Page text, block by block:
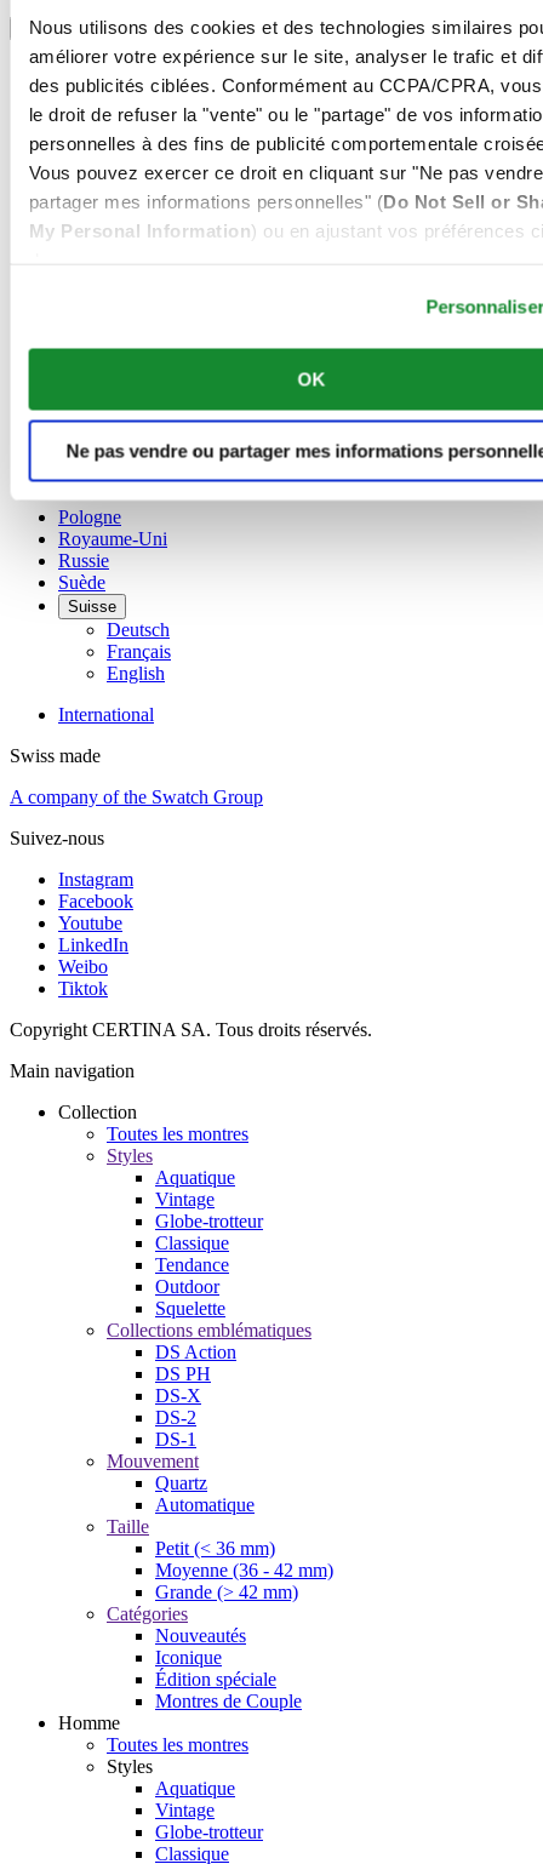
Nous utilisons des cookies et des technologies similaires
améliorer votre expérience sur le site, analyser le trafic et
des publicités ciblées. Conformément au CCPA/CPRA,
le droit de refuser la "vente" ou le "partage" de vos
personnelles à des fins de publicité comportementale
Vous pouvez exercer ce droit en cliquant sur "Ne pas
partager mes informations personnelles" (Do Not Sell or
My Personal Information) ou en ajustant vos préférences
OK
Ne pas vendre ou partager mes informations
Sélecteur de langue
Autriche
Belgique
Dutch
Chine
English
简体中文
English
Norvège
Pays-Bas
Pologne
Royaume-Uni
Russie
Suède
Suisse
Deutsch
Français
English
International
Swiss made
A company of the Swatch Group
Suivez-nous
Instagram
Facebook
Youtube
LinkedIn
Weibo
Tiktok
Copyright CERTINA SA. Tous droits réservés.
Main navigation
Collection
Toutes les montres
Styles
Aquatique
Vintage
Globe-trotteur
Classique
Tendance
Outdoor
Squelette
Collections emblématiques
DS Action
DS PH
DS-X
DS-2
DS-1
Mouvement
Quartz
Automatique
Taille
Petit (< 36 mm)
Moyenne (36 - 42 mm)
Grande (> 42 mm)
Catégories
Nouveautés
Iconique
Édition spéciale
Montres de Couple
Homme
Toutes les montres
Styles
Aquatique
Vintage
Globe-trotteur
Classique